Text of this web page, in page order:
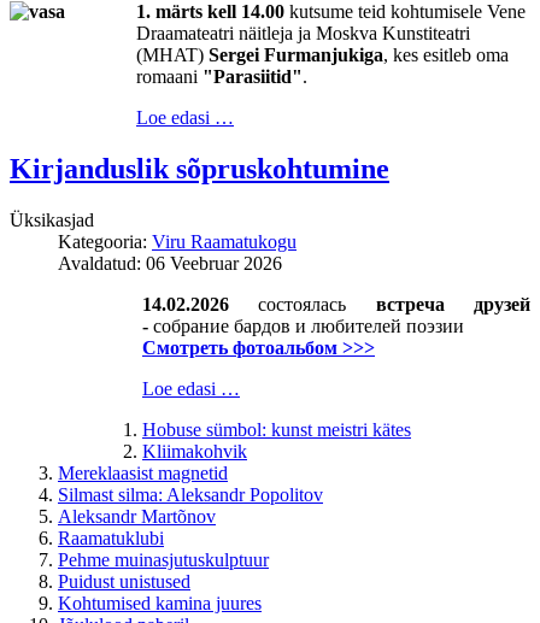
1. märts kell 14.00 kutsume teid kohtumisele Vene
Draamateatri näitleja ja Moskva Kunstiteatri
(MHAT) Sergei Furmanjukiga, kes esitleb oma
romaani "Parasiitid".
Loe edasi …
Kirjanduslik sõpruskohtumine
Üksikasjad
Kategooria: Viru Raamatukogu
Avaldatud: 06 Veebruar 2026
14.02.2026состоялась встреча друзей
- собрание бардов и любителей поэзии
Смотреть фотоальбом >>>
Loe edasi …
Hobuse sümbol: kunst meistri kätes
Kliimakohvik
Mereklaasist magnetid
Silmast silma: Aleksandr Popolitov
Aleksandr Martõnov
Raamatuklubi
Pehme muinasjutuskulptuur
Puidust unistused
Kohtumised kamina juures